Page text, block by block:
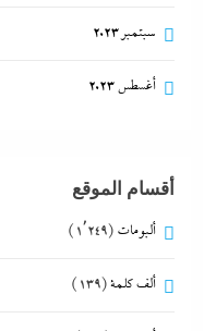
سبتمبر 2023
أغسطس 2023
أقسام الموقع
ألبومات (1٬249)
ألف كلمة(139)